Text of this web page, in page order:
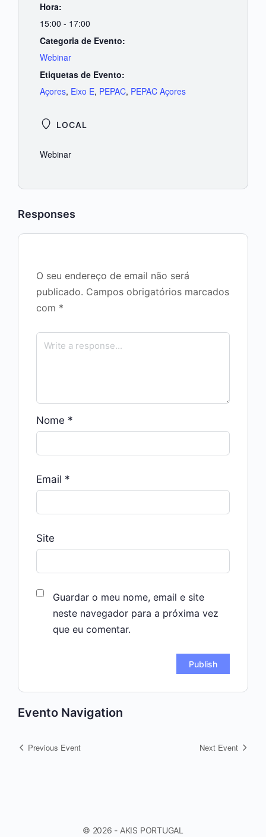
Hora:
15:00 - 17:00
Categoria de Evento:
Webinar
Etiquetas de Evento:
Açores, Eixo E, PEPAC, PEPAC Açores
LOCAL
Webinar
Responses
O seu endereço de email não será
publicado. Campos obrigatórios marcados
com *
Nome *
Email *
Site
Guardar o meu nome, email e site
neste navegador para a próxima vez
que eu comentar.
Evento Navigation
Previous Event Next Event
© 2026 - AKIS PORTUGAL